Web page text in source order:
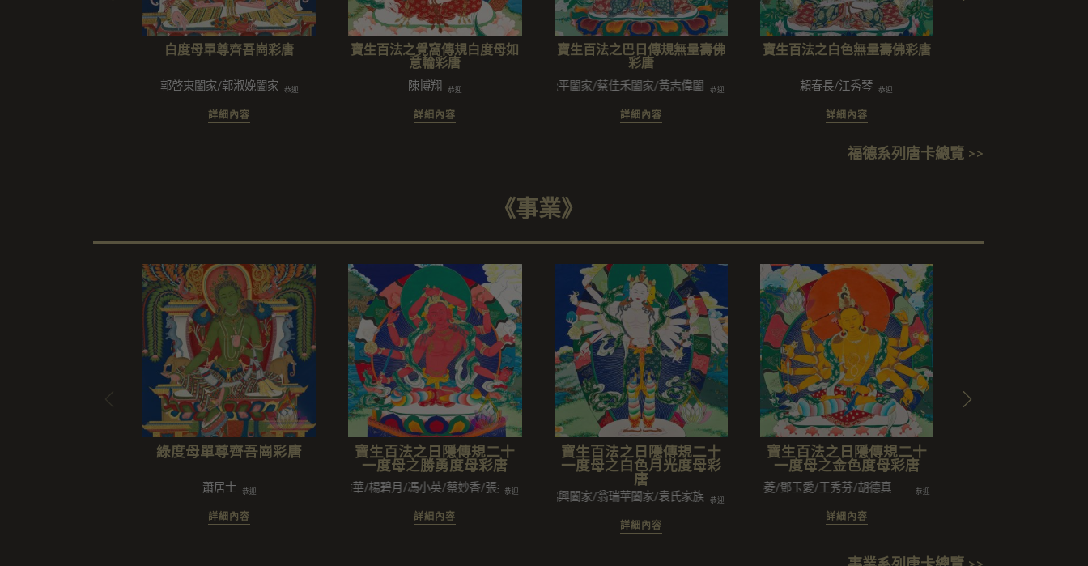
白度母單尊齊吾崗彩唐
郭啓東闔家/郭淑娩闔家 恭迎
詳細內容
寶生百法之覺窩傳規白度母如
意輪彩唐
陳博翔 恭迎
詳細內容
寶生百法之巴日傳規無量壽佛
彩唐
黃松平闔家/蔡佳禾闔家/黃志偉闔家 恭迎
詳細內容
寶生百法之白色無量壽佛彩唐
賴春長/江秀琴 恭迎
詳細內容
福德系列唐卡總覽 >>
《事業》
綠度母單尊齊吾崗彩唐
蕭居士 恭迎
詳細內容
寶生百法之日隱傳規二十
一度母之勝勇度母彩唐
謝秀華/楊碧月/馮小英/蔡妙香/張美美/黃月雲/陳月雲/鄭亞福
恭迎
詳細內容
寶生百法之日隱傳規二十
一度母之白色月光度母彩
唐
黃協興闔家/翁瑞華闔家/袁氏家族/李愛珠闔家
恭迎
詳細內容
寶生百法之日隱傳規二十
一度母之金色度母彩唐
陳彩菱/鄧玉愛/王秀芬/胡德真 恭迎
詳細內容
郭許美玉/許何淑貞/郭美妝闔